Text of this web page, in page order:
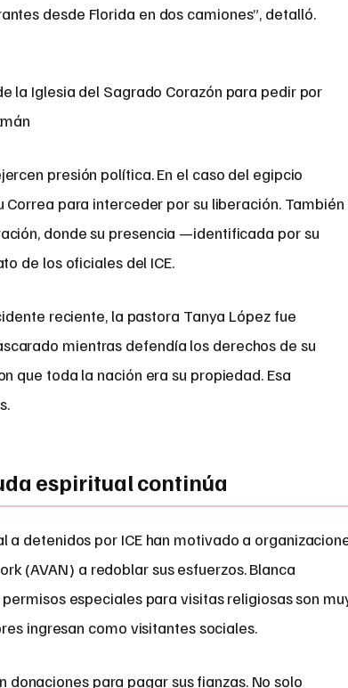
desde Florida en dos camiones”, detalló.
la Iglesia del Sagrado Corazón para pedir por
presión política. En el caso del egipcio
para interceder por su liberación. También
donde su presencia —identificada por su
de los oficiales del ICE.
reciente, la pastora Tanya López fue
mientras defendía los derechos de su
que toda la nación era su propiedad. Esa
espiritual continúa
detenidos por ICE han motivado a
(AVAN) a redoblar sus esfuerzos. Blanca
especiales para visitas religiosas son
ingresan como visitantes sociales.
para pagar sus fianzas. No solo